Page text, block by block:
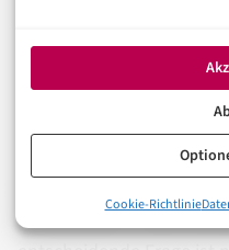
Cookie-Richtlinie
Die GPAI-
bindend, ihr
ersten
gerade auf. Was fehlt,
Vollzugsfälle – aber die
Was der GPAI-